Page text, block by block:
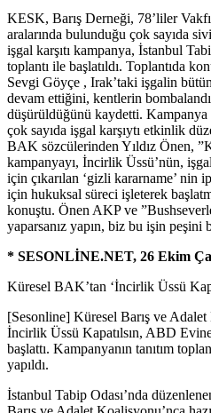
KESK, Barış Derneği, 78’liler
aralarında bulunduğu çok sayıda
işgal karşıtı kampanya, İstanbul
toplantı ile başlatıldı. Toplantıda
Sevgi Göyçe , Irak’taki işgalin
devam ettiğini, kentlerin
düşürüldüğünü kaydetti. Kampanya
çok sayıda işgal karşıytı etkinlik
BAK sözcülerinden Yıldız Önen,
kampanyayı, İncirlik Üssü’nün,
için çıkarılan ‘gizli kararname’ nin
için hukuksal süreci işleterek
konuştu. Önen AKP ve
yaparsanız yapın, biz bu işin peşini
* SESONLİNE.NET, 26 Ekim
Küresel BAK’tan ‘İncirlik Üssü
[Sesonline] Küresel Barış ve
İncirlik Üssü Kapatılsın, ABD
başlattı. Kampanyanın tanıtım
yapıldı.
İstanbul Tabip Odası’nda